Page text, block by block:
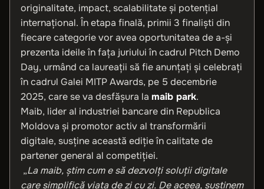
originalitate, impact, scalabilitate și potențial
internațional. În etapa finală, primii 3 finaliști din
fiecare categorie vor avea oportunitatea de a-și
prezenta ideile în fața juriului în cadrul Pitch Demo
Day, urmând ca laureații să fie anunțați și celebrați
în cadrul Galei MITP Awards, pe 5 decembrie
2025, care se va desfășura la maib park.
Maib, lider al industriei bancare din Republica
Moldova și promotor activ al transformării
digitale, susține această ediție în calitate de
partener general al competiției.
„La maib, știm cum e să dezvolți soluții digitale
care simplifică viața de zi cu zi. De aceea, susținem